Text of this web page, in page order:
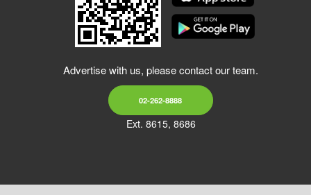
Advertise with us, please contact our team.
02-262-8888
Ext. 8615, 8686